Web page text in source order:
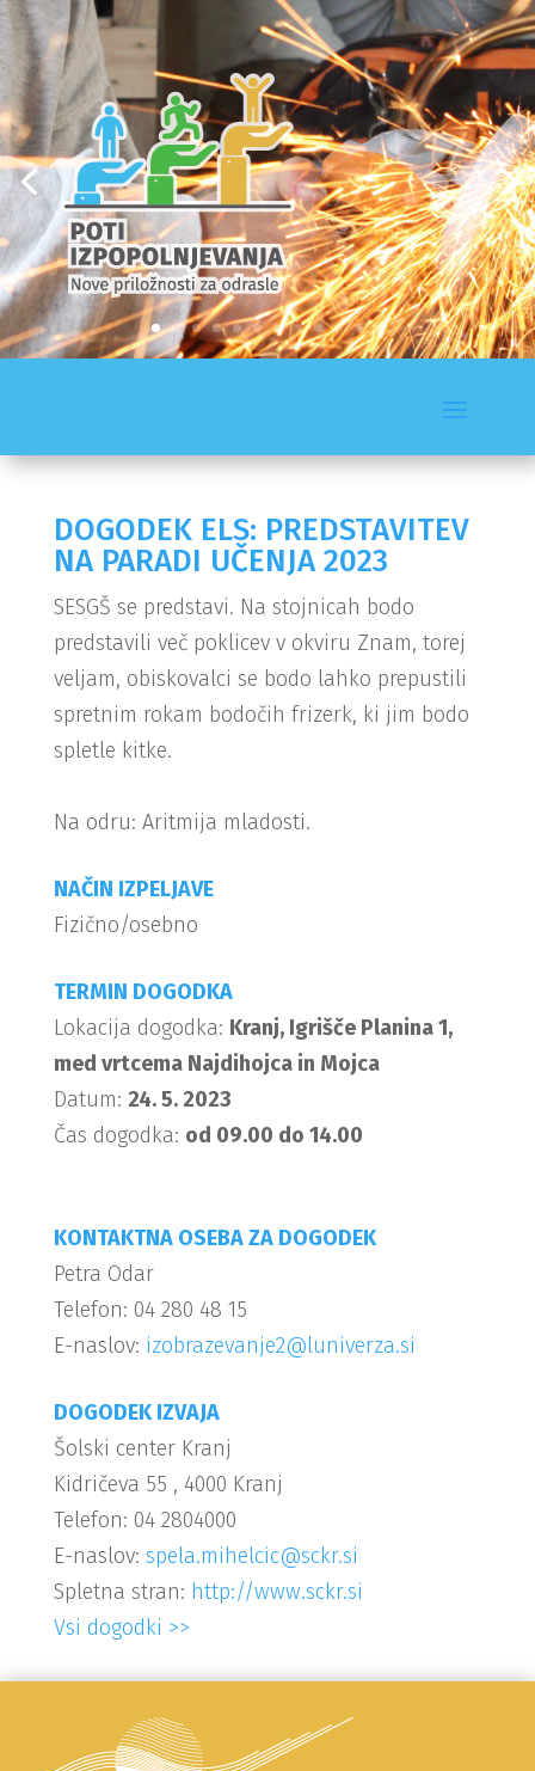
DOGODEK ELS: PREDSTAVITEV
NA PARADI UČENJA 2023
SESGŠ se predstavi. Na stojnicah bodo
predstavili več poklicev v okviru Znam, torej
veljam, obiskovalci se bodo lahko prepustili
spretnim rokam bodočih frizerk, ki jim bodo
spletle kitke.
Na odru: Aritmija mladosti.
NAČIN IZPELJAVE
Fizično/osebno
TERMIN DOGODKA
Lokacija dogodka: Kranj, Igrišče Planina 1,
med vrtcema Najdihojca in Mojca
Datum: 24. 5. 2023
Čas dogodka: od 09.00 do 14.00
KONTAKTNA OSEBA ZA DOGODEK
Petra Odar
Telefon: 04 280 48 15
E-naslov: izobrazevanje2@luniverza.si
DOGODEK IZVAJA
Šolski center Kranj
Kidričeva 55 , 4000 Kranj
Telefon: 04 2804000
E-naslov: spela.mihelcic@sckr.si
Spletna stran: http://www.sckr.si
Vsi dogodki >>